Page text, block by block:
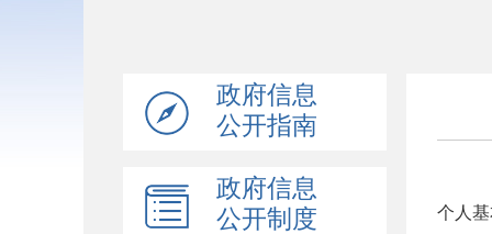
政府信息
公开指南
政府信息
公开制度
个人